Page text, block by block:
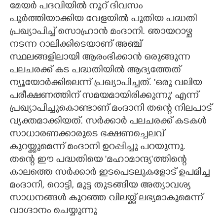
LITERATURE
CONTACT US
മേയർ പദവിയിൽ നൂറ് ദിവസം
പൂർത്തിയാക്കിയ വേളയിൽ പുതിയ പദ്ധതി
പ്രഖ്യാപിച്ച് സൊഹ്രാൻ മംദാനി. ഞായറാഴ്ച
നടന്ന റാലിക്കിടെയാണ് അഞ്ച്
സ്ഥലങ്ങളിലായി ആരംഭിക്കാൻ ഒരുങ്ങുന്ന
പലചരക്ക് കട പദ്ധതിയിൽ ആദ്യത്തേത്
ന്യൂയോർക്കിലെന്ന് പ്രഖ്യാപിച്ചത്. 'ഒരു വലിയ
പരീക്ഷണത്തിന് സമയമായിരിക്കുന്നു' എന്ന്
പ്രഖ്യാപിച്ചുകൊണ്ടാണ് മംദാനി തന്റെ നിലപാട്
വ്യക്തമാക്കിയത്. സർക്കാർ പലചരക്ക് കടകൾ
സാധാരണക്കാരുടെ ഭക്ഷണച്ചെലവ്
കുറയ്ക്കുമെന്ന് മംദാനി ഉറപ്പിച്ചു പറയുന്നു.
തന്റെ ഈ പദ്ധതിയെ 'മഹാമാന്ദ്യ'ത്തിന്റെ
കാലത്തെ സർക്കാർ ഇടപെടലുകളോട് ഉപമിച്ച
മംദാനി, റൊട്ടി, മുട്ട തുടങ്ങിയ അത്യാവശ്യ
സാധനങ്ങള്‍ കുറഞ്ഞ വിലയ്ക്ക് ലഭ്യമാകുമെന്ന്
വാഗ്ദാനം ചെയ്യുന്നു